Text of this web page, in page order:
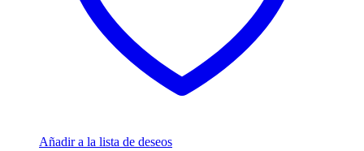
Añadir a la lista de deseos